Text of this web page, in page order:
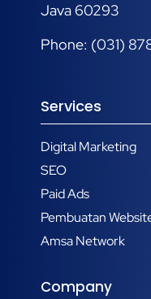
Java 60293
Phone: (031)
Services
Digital Marketing
SEO
Paid Ads
Pembuatan
Amsa Network
Company